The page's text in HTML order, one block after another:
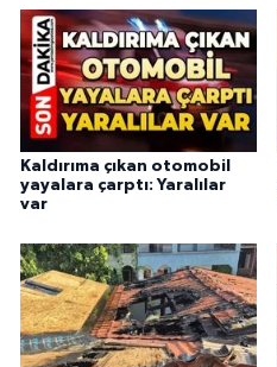
Kaldırıma çıkan otomobil
yayalara çarptı: Yaralılar
var